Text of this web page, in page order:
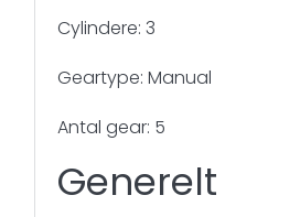
Cylindere: 3
Geartype: Manual
Antal gear: 5
Generelt